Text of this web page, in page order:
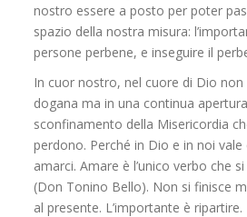
nostro essere a posto per poter
spazio della nostra misura:
persone perbene, e inseguire il
In cuor nostro, nel cuore di Dio
dogana ma in una continua
sconfinamento della Misericordia
perdono. Perché in Dio e in noi
amarci. Amare è l’unico verbo che
(Don Tonino Bello). Non si finisce
al presente. L’importante è ripartire.